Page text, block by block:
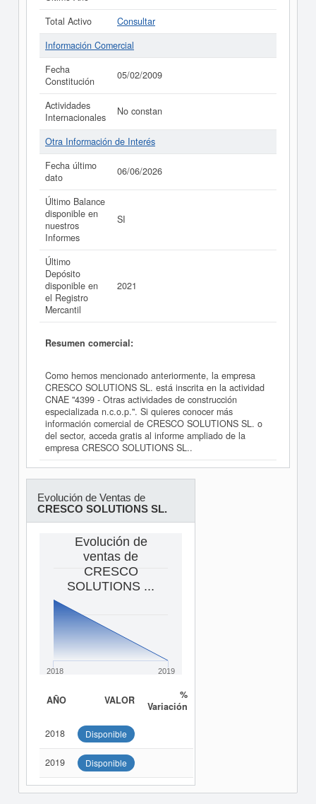
Total Activo
Consultar
Información Comercial
Fecha
Constitución
05/02/2009
Actividades
Internacionales
No constan
Otra Información de Interés
Fecha último
dato
06/06/2026
Último Balance
disponible en
nuestros
Informes
SI
Último
Depósito
disponible en
el Registro
Mercantil
2021
Resumen comercial:
Como hemos mencionado anteriormente, la empresa
CRESCO SOLUTIONS SL. está inscrita en la actividad
CNAE "4399 - Otras actividades de construcción
especializada n.c.o.p.". Si quieres conocer más
información comercial de CRESCO SOLUTIONS SL. o
del sector, acceda gratis al informe ampliado de la
empresa CRESCO SOLUTIONS SL..
Evolución de Ventas de
CRESCO SOLUTIONS SL.
Evolución de
ventas de
CRESCO
SOLUTIONS ...
2018 2019
AÑO VALOR
%
Variación
2018 Disponible
2019 Disponible